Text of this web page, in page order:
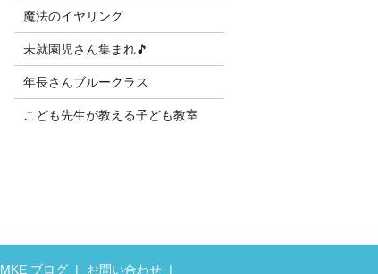
魔法のイヤリング
未就園児さん集まれ🎵
年長さんブルークラス
こども先生が教える子ども教室
MKE ブログ お問い合わせ